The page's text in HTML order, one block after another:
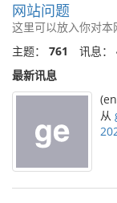
网站问题
这里可以放入你对本
主题： 761 讯息：
最新讯息
从